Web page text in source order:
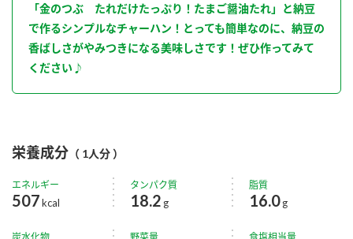
「金のつぶ たれだけたっぷり！たまご醤油たれ」と納豆
で作るシンプルなチャーハン！とっても簡単なのに、納豆の
香ばしさがやみつきになる美味しさです！ぜひ作ってみて
ください♪
栄養成分 （ 1人分 ）
エネルギー
507kcal
タンパク質
18.2 g
脂質
16.0 g